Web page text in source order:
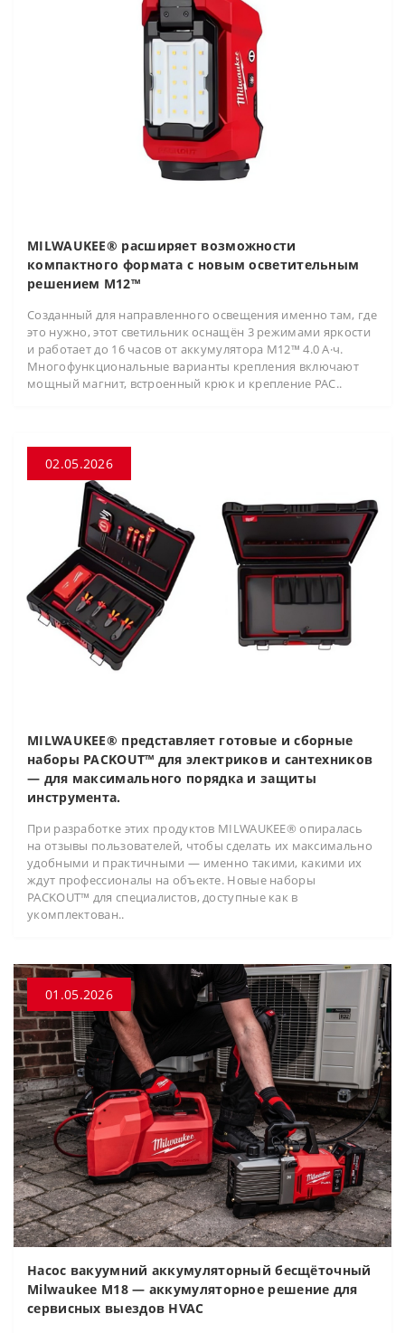
MILWAUKEE® расширяет возможности
компактного формата с новым осветительным
решением M12™
Созданный для направленного освещения именно там, где
это нужно, этот светильник оснащён 3 режимами яркости
и работает до 16 часов от аккумулятора M12™ 4.0 А·ч.
Многофункциональные варианты крепления включают
мощный магнит, встроенный крюк и крепление PAC..
02.05.2026
MILWAUKEE® представляет готовые и сборные
наборы PACKOUT™ для электриков и сантехников
— для максимального порядка и защиты
инструмента.
При разработке этих продуктов MILWAUKEE® опиралась
на отзывы пользователей, чтобы сделать их максимально
удобными и практичными — именно такими, какими их
ждут профессионалы на объекте. Новые наборы
PACKOUT™ для специалистов, доступные как в
укомплектован..
01.05.2026
Насос вакуумний аккумуляторный бесщёточный
Milwaukee M18 — аккумуляторное решение для
сервисных выездов HVAC